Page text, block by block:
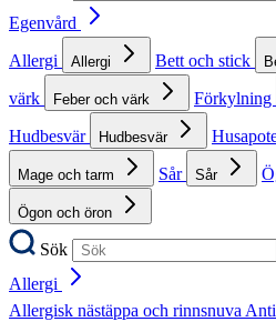
Egenvård
Allergi
Allergi Bett och stick
värk
Feber och värk Förkylning
Hudbesvär
Hudbesvär
Mage och tarm Sår Sår
Ögon och öron
Sök
Allergi
Allergisk nästäppa och rinnsnuva